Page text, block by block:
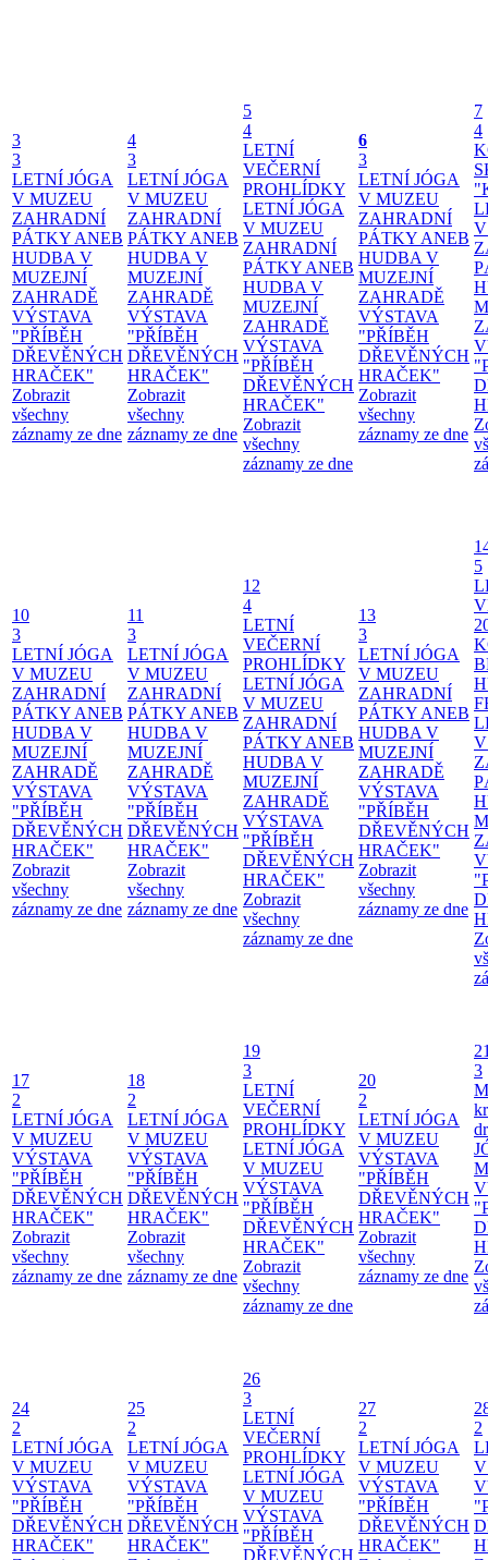
3
3
LETNÍ JÓGA
V MUZEU
ZAHRADNÍ
PÁTKY ANEB
HUDBA V
MUZEJNÍ
ZAHRADĚ
VÝSTAVA
"PŘÍBĚH
DŘEVĚNÝCH
HRAČEK"
Zobrazit
všechny
záznamy ze dne
4
3
LETNÍ JÓGA
V MUZEU
ZAHRADNÍ
PÁTKY ANEB
HUDBA V
MUZEJNÍ
ZAHRADĚ
VÝSTAVA
"PŘÍBĚH
DŘEVĚNÝCH
HRAČEK"
Zobrazit
všechny
záznamy ze dne
5
4
LETNÍ
VEČERNÍ
PROHLÍDKY
LETNÍ JÓGA
V MUZEU
ZAHRADNÍ
PÁTKY ANEB
HUDBA V
MUZEJNÍ
ZAHRADĚ
VÝSTAVA
"PŘÍBĚH
DŘEVĚNÝCH
HRAČEK"
Zobrazit
všechny
záznamy ze dne
6
3
LETNÍ JÓGA
V MUZEU
ZAHRADNÍ
PÁTKY ANEB
HUDBA V
MUZEJNÍ
ZAHRADĚ
VÝSTAVA
"PŘÍBĚH
DŘEVĚNÝCH
HRAČEK"
Zobrazit
všechny
záznamy ze dne
7
4
10
3
LETNÍ JÓGA
V MUZEU
ZAHRADNÍ
PÁTKY ANEB
HUDBA V
MUZEJNÍ
ZAHRADĚ
VÝSTAVA
"PŘÍBĚH
DŘEVĚNÝCH
HRAČEK"
Zobrazit
všechny
záznamy ze dne
11
3
LETNÍ JÓGA
V MUZEU
ZAHRADNÍ
PÁTKY ANEB
HUDBA V
MUZEJNÍ
ZAHRADĚ
VÝSTAVA
"PŘÍBĚH
DŘEVĚNÝCH
HRAČEK"
Zobrazit
všechny
záznamy ze dne
12
4
LETNÍ
VEČERNÍ
PROHLÍDKY
LETNÍ JÓGA
V MUZEU
ZAHRADNÍ
PÁTKY ANEB
HUDBA V
MUZEJNÍ
ZAHRADĚ
VÝSTAVA
"PŘÍBĚH
DŘEVĚNÝCH
HRAČEK"
Zobrazit
všechny
záznamy ze dne
13
3
LETNÍ JÓGA
V MUZEU
ZAHRADNÍ
PÁTKY ANEB
HUDBA V
MUZEJNÍ
ZAHRADĚ
VÝSTAVA
"PŘÍBĚH
DŘEVĚNÝCH
HRAČEK"
Zobrazit
všechny
záznamy ze dne
5
17
2
LETNÍ JÓGA
V MUZEU
VÝSTAVA
"PŘÍBĚH
DŘEVĚNÝCH
HRAČEK"
Zobrazit
všechny
záznamy ze dne
18
2
LETNÍ JÓGA
V MUZEU
VÝSTAVA
"PŘÍBĚH
DŘEVĚNÝCH
HRAČEK"
Zobrazit
všechny
záznamy ze dne
19
3
LETNÍ
VEČERNÍ
PROHLÍDKY
LETNÍ JÓGA
V MUZEU
VÝSTAVA
"PŘÍBĚH
DŘEVĚNÝCH
HRAČEK"
Zobrazit
všechny
záznamy ze dne
20
2
LETNÍ JÓGA
V MUZEU
VÝSTAVA
"PŘÍBĚH
DŘEVĚNÝCH
HRAČEK"
Zobrazit
všechny
záznamy ze dne
3
24
2
LETNÍ JÓGA
V MUZEU
VÝSTAVA
"PŘÍBĚH
DŘEVĚNÝCH
HRAČEK"
25
2
LETNÍ JÓGA
V MUZEU
VÝSTAVA
"PŘÍBĚH
DŘEVĚNÝCH
HRAČEK"
26
3
LETNÍ
VEČERNÍ
PROHLÍDKY
LETNÍ JÓGA
V MUZEU
VÝSTAVA
"PŘÍBĚH
DŘEVĚNÝCH
27
2
LETNÍ JÓGA
V MUZEU
VÝSTAVA
"PŘÍBĚH
DŘEVĚNÝCH
HRAČEK"
2